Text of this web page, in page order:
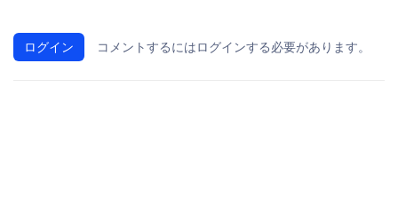
ログイン コメントするにはログインする必要があります。